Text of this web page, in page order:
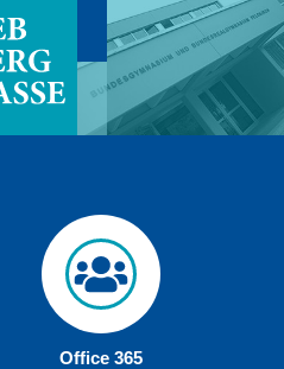
Office 365